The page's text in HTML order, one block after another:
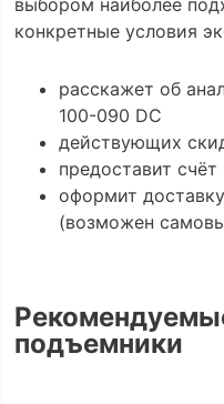
конкретные условия
расскажет об
100-090 DC
действующих
предоставит счёт
оформит
(возможен
подъемники